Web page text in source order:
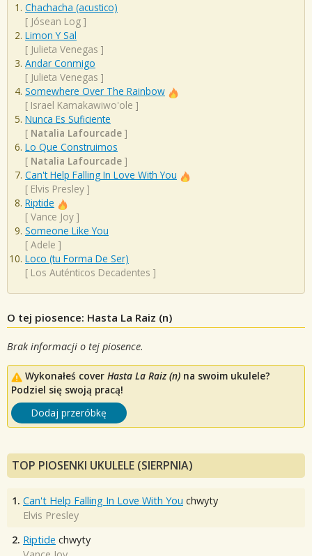
Chachacha (acustico)
[ Jósean Log ]
Limon Y Sal
[ Julieta Venegas ]
Andar Conmigo
[ Julieta Venegas ]
Somewhere Over The Rainbow
[ Israel Kamakawiwo'ole ]
Nunca Es Suficiente
[ Natalia Lafourcade ]
Lo Que Construimos
[ Natalia Lafourcade ]
Can't Help Falling In Love With You
[ Elvis Presley ]
Riptide
[ Vance Joy ]
Someone Like You
[ Adele ]
Loco (tu Forma De Ser)
[ Los Auténticos Decadentes ]
O tej piosence: Hasta La Raiz (n)
Brak informacji o tej piosence.
Wykonałeś cover Hasta La Raiz (n) na swoim ukulele?
Podziel się swoją pracą!
Dodaj przeróbkę
TOP PIOSENKI UKULELE (SIERPNIA)
1. Can't Help Falling In Love With You chwyty
Elvis Presley
2. Riptide chwyty